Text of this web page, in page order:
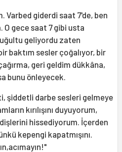
Varbed giderdi saat 7'de, ben
O gece saat 7 gibi usta
geliyordu zaten
baktım sesler çoğalıyor, bir
geri geldim dükkâna,
bunu önleyecek.
şiddetli darbe sesleri gelmeye
kırılışını duyuyorum,
hissediyorum. İçerden
kepengi kapatmışını.